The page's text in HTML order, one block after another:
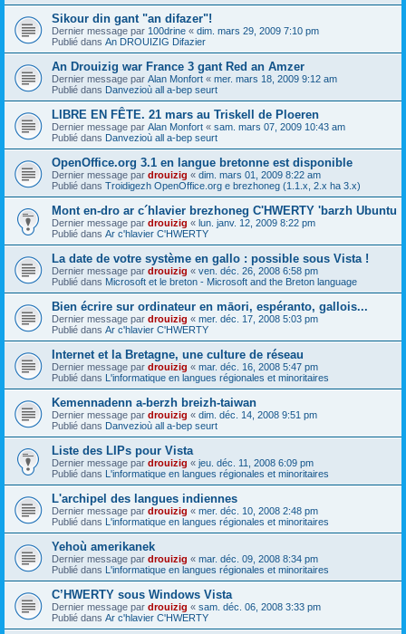
Sikour din gant "an difazer"!
Dernier message par 100drine « dim. mars 29, 2009 7:10 pm
Publié dans An DROUIZIG Difazier
An Drouizig war France 3 gant Red an Amzer
Dernier message par Alan Monfort « mer. mars 18, 2009 9:12 am
Publié dans Danvezioù all a-bep seurt
LIBRE EN FÊTE. 21 mars au Triskell de Ploeren
Dernier message par Alan Monfort « sam. mars 07, 2009 10:43 am
Publié dans Danvezioù all a-bep seurt
OpenOffice.org 3.1 en langue bretonne est disponible
Dernier message par drouizig « dim. mars 01, 2009 8:22 am
Publié dans Troidigezh OpenOffice.org e brezhoneg (1.1.x, 2.x ha 3.x)
Mont en-dro ar c´hlavier brezhoneg C'HWERTY 'barzh Ubuntu
Dernier message par drouizig « lun. janv. 12, 2009 8:22 pm
Publié dans Ar c'hlavier C'HWERTY
La date de votre système en gallo : possible sous Vista !
Dernier message par drouizig « ven. déc. 26, 2008 6:58 pm
Publié dans Microsoft et le breton - Microsoft and the Breton language
Bien écrire sur ordinateur en māori, espéranto, gallois...
Dernier message par drouizig « mer. déc. 17, 2008 5:03 pm
Publié dans Ar c'hlavier C'HWERTY
Internet et la Bretagne, une culture de réseau
Dernier message par drouizig « mar. déc. 16, 2008 5:47 pm
Publié dans L'informatique en langues régionales et minoritaires
Kemennadenn a-berzh breizh-taiwan
Dernier message par drouizig « dim. déc. 14, 2008 9:51 pm
Publié dans Danvezioù all a-bep seurt
Liste des LIPs pour Vista
Dernier message par drouizig « jeu. déc. 11, 2008 6:09 pm
Publié dans L'informatique en langues régionales et minoritaires
L'archipel des langues indiennes
Dernier message par drouizig « mer. déc. 10, 2008 2:48 pm
Publié dans L'informatique en langues régionales et minoritaires
Yehoù amerikanek
Dernier message par drouizig « mar. déc. 09, 2008 8:34 pm
Publié dans L'informatique en langues régionales et minoritaires
C’HWERTY sous Windows Vista
Dernier message par drouizig « sam. déc. 06, 2008 3:33 pm
Publié dans Ar c'hlavier C'HWERTY